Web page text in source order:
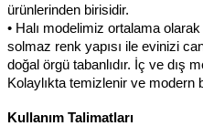
ürünlerinden birisidir.
• Halı modelimiz ortalama olarak
solmaz renk yapısı ile evinizi
doğal örgü tabanlıdır. İç ve dış
Kolaylıkta temizlenir ve modern
Kullanım Talimatları